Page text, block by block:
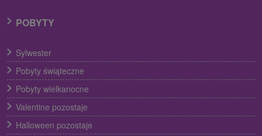
POBYTY
Sylwester
Pobyty świąteczne
Pobyty wielkanocne
Valentine pozostaje
Halloween pozostaje